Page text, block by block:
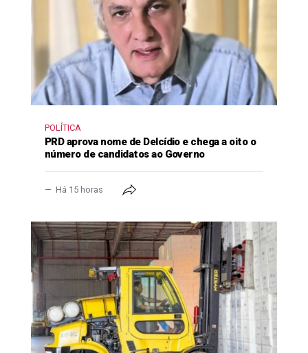
POLÍTICA
PRD aprova nome de Delcídio e chega a oito o
número de candidatos ao Governo
Há 15 horas